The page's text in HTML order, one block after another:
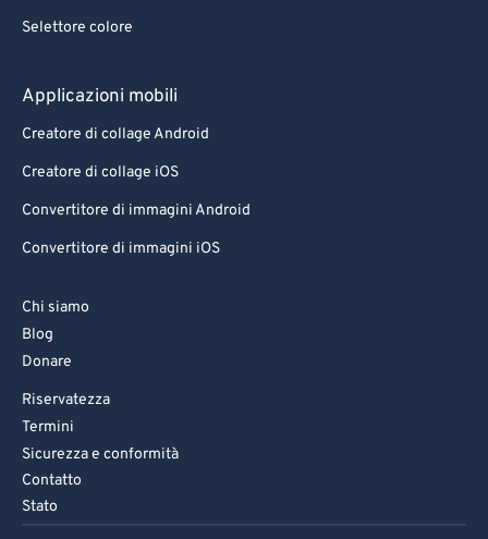
Selettore colore
Applicazioni mobili
Creatore di collage Android
Creatore di collage iOS
Convertitore di immagini Android
Convertitore di immagini iOS
Chi siamo
Blog
Donare
Riservatezza
Termini
Sicurezza e conformità
Contatto
Stato